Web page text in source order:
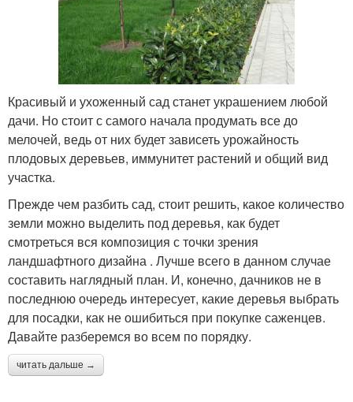
Красивый и ухоженный сад станет украшением любой
дачи. Но стоит с самого начала продумать все до
мелочей, ведь от них будет зависеть урожайность
плодовых деревьев, иммунитет растений и общий вид
участка.
Прежде чем разбить сад, стоит решить, какое количество
земли можно выделить под деревья, как будет
смотреться вся композиция с точки зрения
ландшафтного дизайна . Лучше всего в данном случае
составить наглядный план. И, конечно, дачников не в
последнюю очередь интересует, какие деревья выбрать
для посадки, как не ошибиться при покупке саженцев.
Давайте разберемся во всем по порядку.
читать дальше →